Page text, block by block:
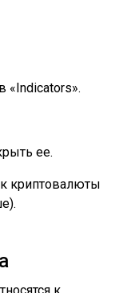
«Indicators».
ее.
криптовалюты